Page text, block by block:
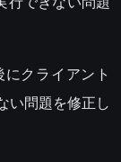
クライアント
い問題を修正し